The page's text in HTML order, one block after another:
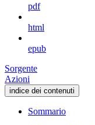
pdf
html
epub
Sorgente
Azioni
indice dei contenuti
Sommario